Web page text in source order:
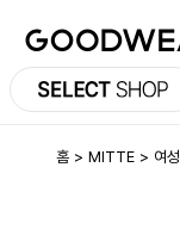
홈 MITTE 여성